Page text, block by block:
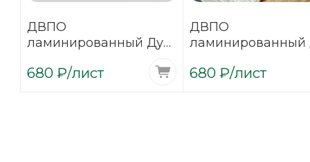
ДВПО
ламинированный Дуб
3,2х1700х2745
680 ₽/лист
ДВПО
ламинированный
3,2х1700х2745
680₽/лист